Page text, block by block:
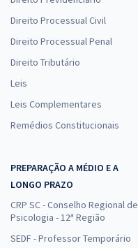
Direito Processual Civil
Direito Processual Penal
Direito Tributário
Leis
Leis Complementares
Remédios Constitucionais
PREPARAÇÃO A MÉDIO E A
LONGO PRAZO
CRP SC - Conselho Regional de
Psicologia - 12ª Região
SEDF - Professor Temporário